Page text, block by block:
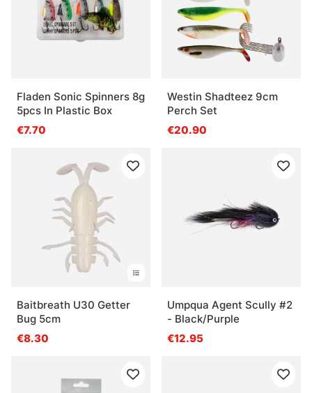
Fladen Sonic Spinners 8g
5pcs In Plastic Box
€7.70
Westin Shadteez 9cm
Perch Set
€20.90
Baitbreath U30 Getter
Bug 5cm
€8.30
Umpqua Agent Scully #2
- Black/Purple
€12.95